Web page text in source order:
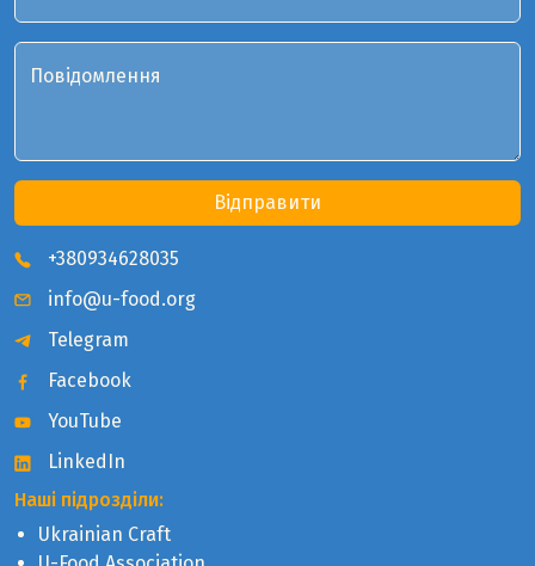
+380934628035
info@u-food.org
Telegram
Facebook
YouTube
LinkedIn
Наші підрозділи:
Ukrainian Craft
Повідомлення
Відправити